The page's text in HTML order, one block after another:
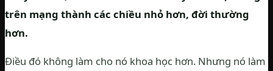
trên mạng thành các chiều nhỏ hơn, đời thường
hơn.
Điều đó không làm cho nó khoa học hơn. Nhưng nó làm